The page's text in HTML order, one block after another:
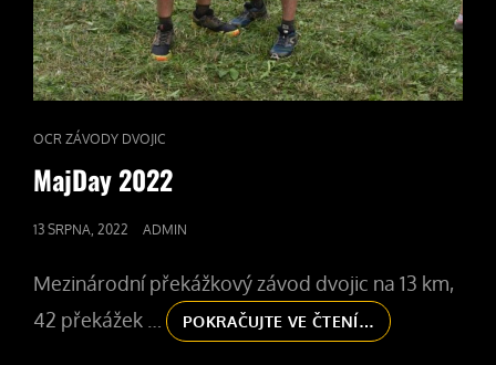
CAT
LINKS
OCR ZÁVODY DVOJIC
MajDay 2022
POSTED
13 SRPNA, 2022 ADMIN
Mezinárodní překážkový závod dvojic na 13 km,
42 překážek …
POKRAČUJTE VE ČTENÍ… MAJDAY
2022